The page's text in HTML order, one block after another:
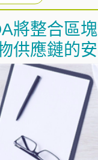
將整合區
供應鏈的